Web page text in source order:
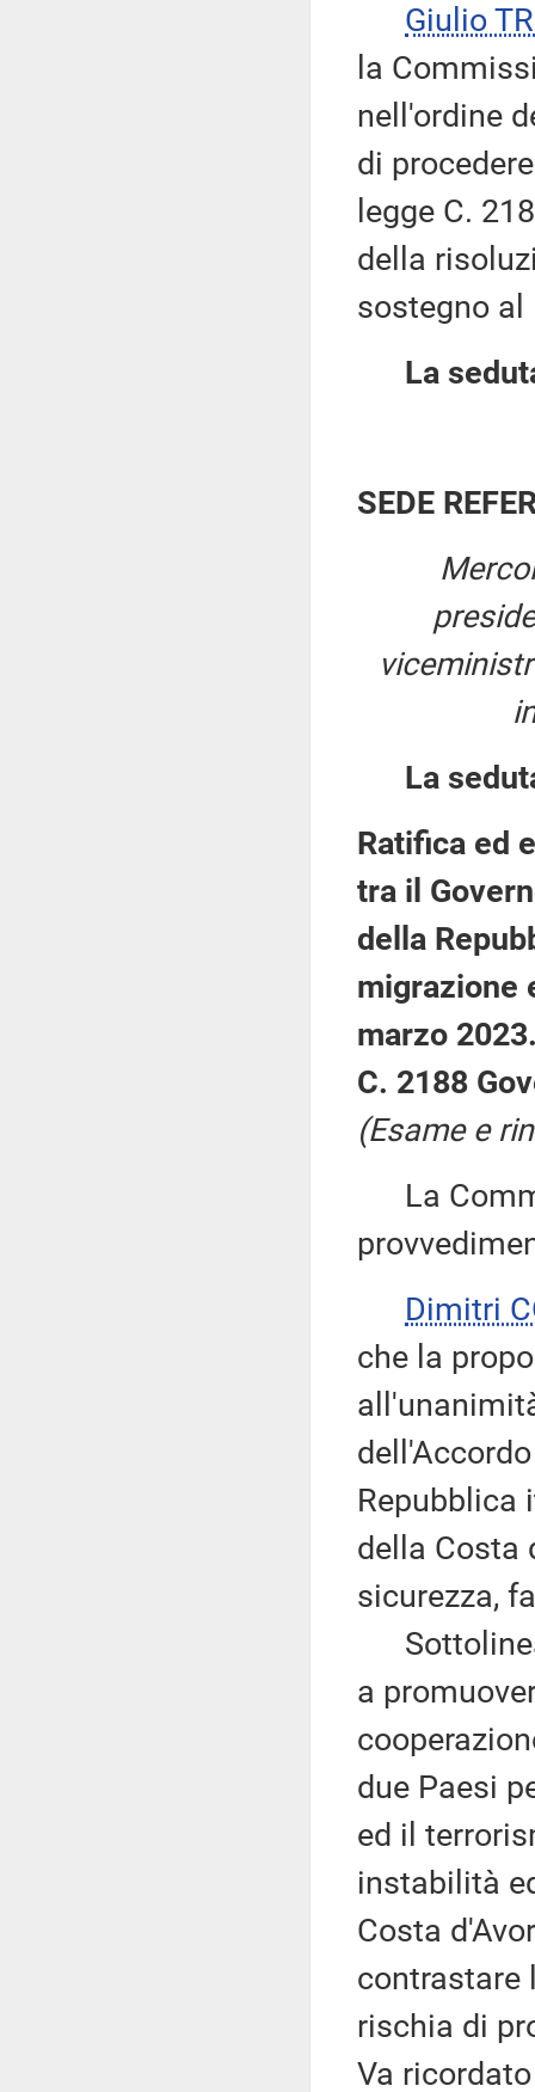
Giulio
la
nell'ordine
di
legge C.
della
sostegno al
La
SEDE
La
Ratifica ed
tra il
della
migrazione
marzo
C. 2188
(Esame e
La
Dimitri
che la
Repubblica
della Costa
sicurezza,
a
due Paesi
ed il
instabilità
Costa
contrastare
rischia di
Va